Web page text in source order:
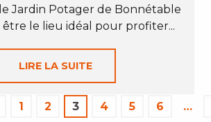
Jardin Potager de Bonnétable
être le lieu idéal pour profiter...
LIRE LA SUITE
1 2 3 4 5 6 …